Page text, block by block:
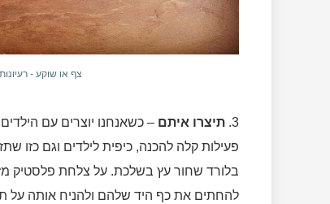
צף או שוקע -
3. תיצרו איתם – כשאנחנו יוצרים עם
פעילות קלה להכנה, כיפית לילדים וגם כזו
בלורד שחור עץ בשלכת. על צלחת פלסטיק
להחתים את כף היד שלהם ולהניח אותה על